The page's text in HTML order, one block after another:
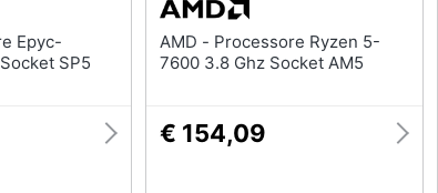
4585PX 4.3 Ghz Socket SP5
AMD - Processore Ryzen 5-
7600 3.8 Ghz Socket AM5
€ 154,09